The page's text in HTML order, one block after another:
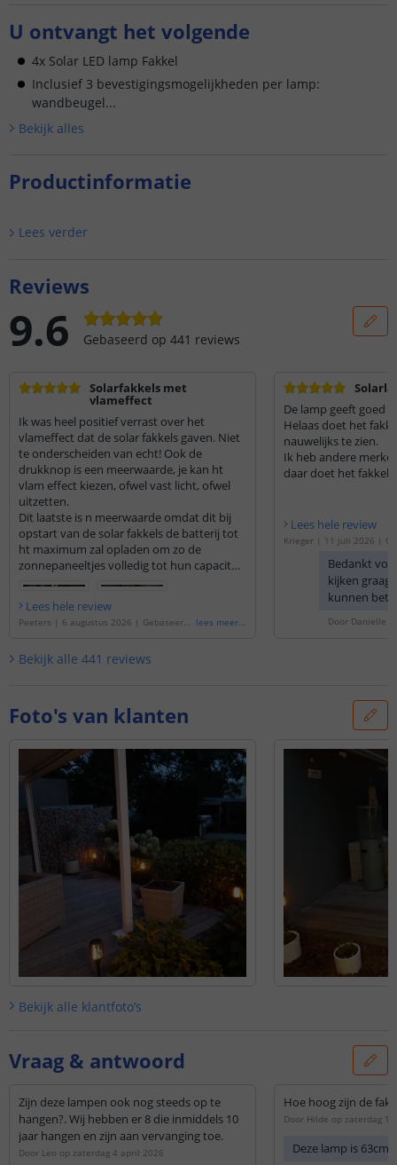
U ontvangt het volgende
4x Solar LED lamp Fakkel
Inclusief 3 bevestigingsmogelijkheden per lamp:
wandbeugel...
Bekijk alles
Productinformatie
Lees verder
Reviews
9.6 Gebaseerd op 441 reviews
Solarfakkels met
vlameffect
Ik was heel positief verrast over het
vlameffect dat de solar fakkels gaven. Niet
te onderscheiden van echt! Ook de
drukknop is een meerwaarde, je kan ht
vlam effect kiezen, ofwel vast licht, ofwel
uitzetten.
Dit laatste is n meerwaarde omdat dit bij
opstart van de solar fakkels de batterij tot
ht maximum zal opladen om zo de
zonnepaneeltjes volledig tot hun capaciteit
deze nu prachtig branden bij avond. Geeft
een prachtige Arabische sfeer. Ook de
om te kiezen hoe of waar je de solar fakkels
etc...ook zit er n duidelijke
gebruiksaanwijzing bij.
daarom had ik er al extra bij besteld!
Lees hele review
Peeters | 6 augustus 2026 | Gebaseerd
lees meer...
De lamp geeft goed
Helaas doet het
nauwelijks te zien.
Ik heb andere
daar doet het fakkel
Lees hele review
Krieger| 11 juli 2026 |
rdeelset van 4 stuks'
Bedankt
kijken graag
kunnen
Door Danielle
Bekijk alle 441 reviews
Foto's van klanten
Bekijk alle klantfoto’s
Vraag & antwoord
Zijn deze lampen ook nog steeds op te
hangen?. Wij hebben er 8 die inmiddels 10
jaar hangen en zijn aan vervanging toe.
Door Leo op zaterdag 4 april 2026
Hoe hoog zijn de
Door Hilde op zaterdag 1
Deze lamp is 63cm